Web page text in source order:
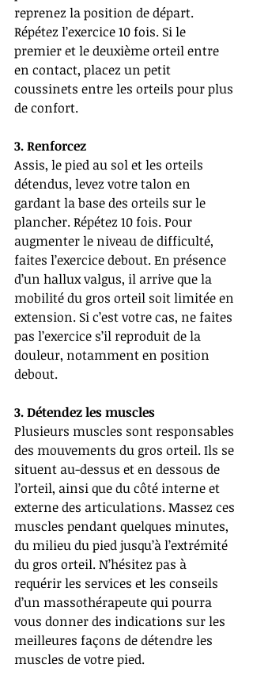
reprenez la position de départ.
Répétez l’exercice 10 fois. Si le
premier et le deuxième orteil entre
en contact, placez un petit
coussinets entre les orteils pour plus
de confort.
3. Renforcez
Assis, le pied au sol et les orteils
détendus, levez votre talon en
gardant la base des orteils sur le
plancher. Répétez 10 fois. Pour
augmenter le niveau de difficulté,
faites l’exercice debout. En présence
d’un hallux valgus, il arrive que la
mobilité du gros orteil soit limitée en
extension. Si c’est votre cas, ne faites
pas l’exercice s’il reproduit de la
douleur, notamment en position
debout.
3. Détendez les muscles
Plusieurs muscles sont responsables
des mouvements du gros orteil. Ils se
situent au-dessus et en dessous de
l’orteil, ainsi que du côté interne et
externe des articulations. Massez ces
muscles pendant quelques minutes,
du milieu du pied jusqu’à l’extrémité
du gros orteil. N’hésitez pas à
requérir les services et les conseils
d’un massothérapeute qui pourra
vous donner des indications sur les
meilleures façons de détendre les
muscles de votre pied.